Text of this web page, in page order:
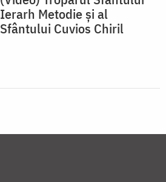
Ierarh Metodie și al
Sfântului Cuvios Chiril